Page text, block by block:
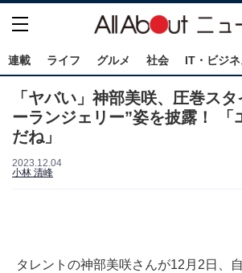
連載 ライフ グルメ 社会 IT・ビジネ
「ヤバい」神部美咲、圧巻ス
ーランジェリー”姿を披露！ 「
だね」
2023.12.04
小林 清峰
タレントの神部美咲さんが12月2日、